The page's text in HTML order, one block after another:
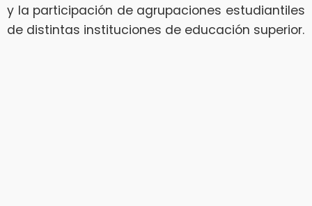
y la participación de agrupaciones estudiantiles
de distintas instituciones de educación superior.